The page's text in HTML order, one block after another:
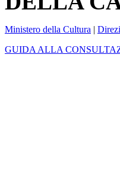
Ministero della Cultura |
GUIDA ALLA